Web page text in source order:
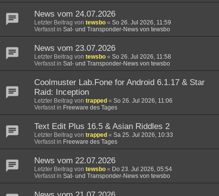
News vom 24.07.2026
Letzter Beitrag von tewsbo « So 26. Jul 2026, 11:59
Verfasst in Sat- und Transponder-News von tewsbo
News vom 23.07.2026
Letzter Beitrag von tewsbo « So 26. Jul 2026, 11:58
Verfasst in Sat- und Transponder-News von tewsbo
Coolmuster Lab.Fone for Android 6.1.17 & Star
Raid: Inception
Letzter Beitrag von trapped « So 26. Jul 2026, 11:06
Verfasst in Freeware des Tages
Text Edit Plus 16.5 & Asian Riddles 2
Letzter Beitrag von trapped « Sa 25. Jul 2026, 10:33
Verfasst in Freeware des Tages
News vom 22.07.2026
Letzter Beitrag von tewsbo « Do 23. Jul 2026, 05:54
Verfasst in Sat- und Transponder-News von tewsbo